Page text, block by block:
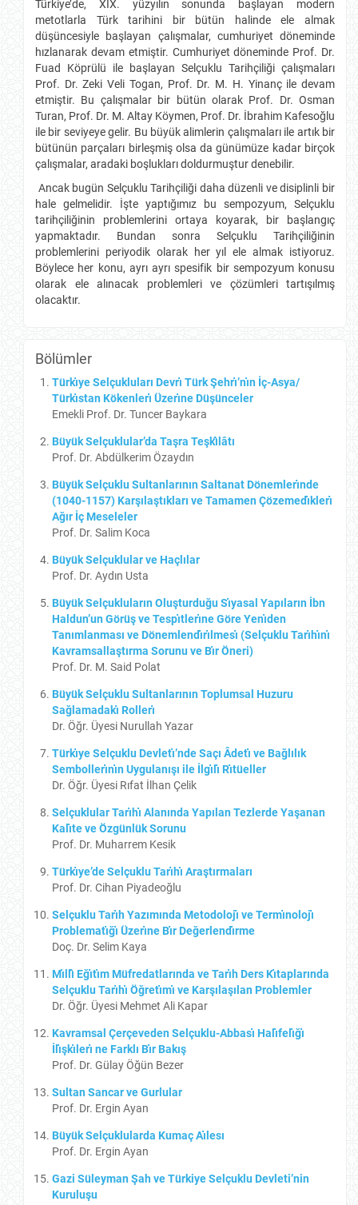
Türkiye’de, XIX. yüzyılın sonunda başlayan modern
metotlarla Türk tarihini bir bütün halinde ele almak
düşüncesiyle başlayan çalışmalar, cumhuriyet döneminde
hızlanarak devam etmiştir. Cumhuriyet döneminde Prof. Dr.
Fuad Köprülü ile başlayan Selçuklu Tarihçiliği çalışmaları
Prof. Dr. Zeki Veli Togan, Prof. Dr. M. H. Yinanç ile devam
etmiştir. Bu çalışmalar bir bütün olarak Prof. Dr. Osman
Turan, Prof. Dr. M. Altay Köymen, Prof. Dr. İbrahim Kafesoğlu
ile bir seviyeye gelir. Bu büyük alimlerin çalışmaları ile artık bir
bütünün parçaları birleşmiş olsa da günümüze kadar birçok
çalışmalar, aradaki boşlukları doldurmuştur denebilir.
Ancak bugün Selçuklu Tarihçiliği daha düzenli ve disiplinli bir
hale gelmelidir. İşte yaptığımız bu sempozyum, Selçuklu
tarihçiliğinin problemlerini ortaya koyarak, bir başlangıç
yapmaktadır. Bundan sonra Selçuklu Tarihçiliğinin
problemlerini periyodik olarak her yıl ele almak istiyoruz.
Böylece her konu, ayrı ayrı spesifik bir sempozyum konusu
olarak ele alınacak problemleri ve çözümleri tartışılmış
olacaktır.
Bölümler
Türkı̇ye Selçukluları Devrı̇ Türk Şehrı̇’nı̇n İç-Asya/
Türkı̇stan Kökenlerı̇ Üzerı̇ne Düşünceler
Emekli Prof. Dr. Tuncer Baykara
Büyük Selçuklular’da Taşra Teşkı̂lâtı
Prof. Dr. Abdülkerim Özaydın
Büyük Selçuklu Sultanlarının Saltanat Dönemlerı̇nde
(1040-1157) Karşılaştıkları ve Tamamen Çözemedı̇klerı̇
Ağır İç Meseleler
Prof. Dr. Salim Koca
Büyük Selçuklular ve Haçlılar
Prof. Dr. Aydın Usta
Büyük Selçukluların Oluşturduğu Sı̇yasal Yapıların İbn
Haldun’un Görüş ve Tespı̇tlerı̇ne Göre Yenı̇den
Tanımlanması ve Dönemlendı̇rı̇lmesı̇ (Selçuklu Tarı̇hı̇nı̇
Kavramsallaştırma Sorunu ve Bı̇r Öneri)
Prof. Dr. M. Said Polat
Büyük Selçuklu Sultanlarının Toplumsal Huzuru
Sağlamadakı̇ Rollerı̇
Dr. Öğr. Üyesi Nurullah Yazar
Türkı̇ye Selçuklu Devletı̇’nde Saçı Âdetı̇ ve Bağlılık
Sembollerı̇nı̇n Uygulanışı ile İlgı̇lı̇ Rı̇tüeller
Dr. Öğr. Üyesi Rıfat İlhan Çelik
Selçuklular Tarı̇hı̇ Alanında Yapılan Tezlerde Yaşanan
Kalı̇te ve Özgünlük Sorunu
Prof. Dr. Muharrem Kesik
Türkı̇ye’de Selçuklu Tarı̇hı̇ Araştırmaları
Prof. Dr. Cihan Piyadeoğlu
Selçuklu Tarı̇h Yazımında Metodolojı̇ ve Termı̇nolojı̇
Problematı̇ğı̇ Üzerı̇ne Bı̇r Değerlendı̇rme
Doç. Dr. Selim Kaya
Mı̇llı̂ Eğı̇tı̇m Müfredatlarında ve Tarı̇h Ders Kı̇taplarında
Selçuklu Tarı̇hı̇ Öğretı̇mı̇ ve Karşılaşılan Problemler
Dr. Öğr. Üyesi Mehmet Ali Kapar
Kavramsal Çerçeveden Selçuklu-Abbası̇ Halı̇felı̇ğı̇
İlı̇şkı̇lerı̇ ne Farklı Bı̇r Bakış
Prof. Dr. Gülay Öğün Bezer
Sultan Sancar ve Gurlular
Prof. Dr. Ergin Ayan
Büyük Selçuklularda Kumaç Aı̇lesı
Prof. Dr. Ergin Ayan
Gazi Süleyman Şah ve Türkiye Selçuklu Devleti’nin
Kuruluşu